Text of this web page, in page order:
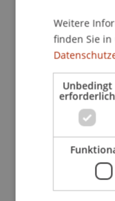
An den
wird Dr. Gert
Obersten
anderem mit
Destinatären,
Stiftungsräten
Weitere
finden Sie in
Unbedingt
erforderlich